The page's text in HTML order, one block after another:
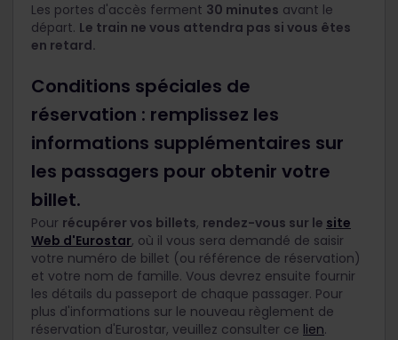
Les portes d'accès ferment 30 minutes avant le
départ. Le train ne vous attendra pas si vous êtes
en retard.
Conditions spéciales de
réservation : remplissez les
informations supplémentaires sur
les passagers pour obtenir votre
billet.
Pour récupérer vos billets, rendez-vous sur le site
Web d'Eurostar, où il vous sera demandé de saisir
votre numéro de billet (ou référence de réservation)
et votre nom de famille. Vous devrez ensuite fournir
les détails du passeport de chaque passager. Pour
plus d'informations sur le nouveau règlement de
réservation d'Eurostar, veuillez consulter ce lien.